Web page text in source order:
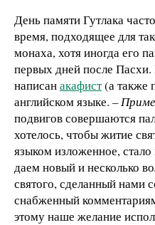
День памяти Гутлака
время, подходящее для
монаха, хотя иногда его
первых дней после
написанакафист(а также
английском языке. –
подвигов совершаются
хотелось, чтобы житие
языком изложенное,
даем новый и несколько
святого, сделанный нами
снабженный
этому наше желание